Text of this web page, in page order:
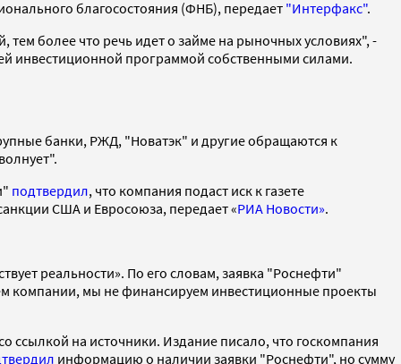
благосостояния (ФНБ), передает "Интерфакс".
более что речь идет о займе на рыночных условиях", -
инвестиционной программой собственными силами.
банки, РЖД, "Новатэк" и другие обращаются к
подтвердил, что компания подаст иск к газете
США и Евросоюза, передает «РИА Новости».
реальности». По его словам, заявка "Роснефти"
компании, мы не финансируем инвестиционные проекты
ссылкой на источники. Издание писало, что госкомпания
информацию о наличии заявки "Роснефти", но сумму